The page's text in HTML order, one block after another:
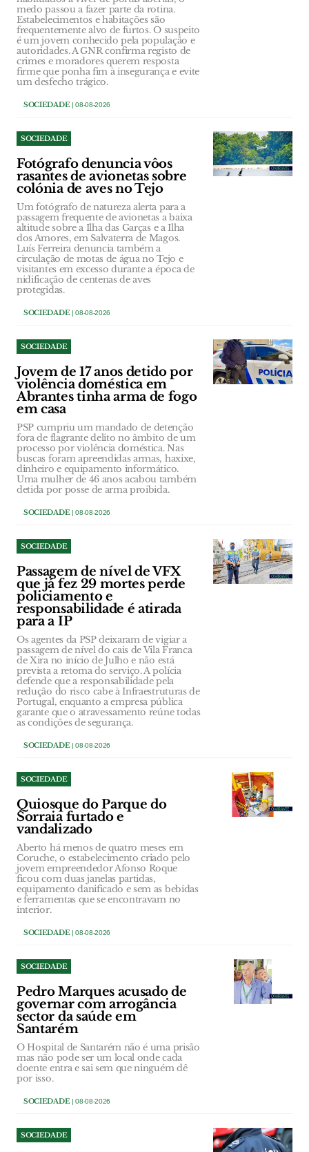
medo passou a fazer parte da rotina.
Estabelecimentos e habitações são
frequentemente alvo de furtos. O suspeito
é um jovem conhecido pela população e
autoridades. A GNR confirma registo de
crimes e moradores querem resposta
firme que ponha fim à insegurança e evite
um desfecho trágico.
SOCIEDADE| 08-08-2026
SOCIEDADE
Fotógrafo denuncia vôos
rasantes de avionetas sobre
colónia de aves no Tejo
Um fotógrafo de natureza alerta para a
passagem frequente de avionetas a baixa
altitude sobre a Ilha das Garças e a Ilha
dos Amores, em Salvaterra de Magos.
Luís Ferreira denuncia também a
circulação de motas de água no Tejo e
visitantes em excesso durante a época de
nidificação de centenas de aves
protegidas.
SOCIEDADE| 08-08-2026
SOCIEDADE
Jovem de 17 anos detido por
violência doméstica em
Abrantes tinha arma de fogo
em casa
PSP cumpriu um mandado de detenção
fora de flagrante delito no âmbito de um
processo por violência doméstica. Nas
buscas foram apreendidas armas, haxixe,
dinheiro e equipamento informático.
Uma mulher de 46 anos acabou também
detida por posse de arma proibida.
SOCIEDADE| 08-08-2026
SOCIEDADE
Passagem de nível de VFX
que já fez 29 mortes perde
policiamento e
responsabilidade é atirada
para a IP
Os agentes da PSP deixaram de vigiar a
passagem de nível do cais de Vila Franca
de Xira no início de Julho e não está
prevista a retoma do serviço. A polícia
defende que a responsabilidade pela
redução do risco cabe à Infraestruturas de
Portugal, enquanto a empresa pública
garante que o atravessamento reúne todas
as condições de segurança.
SOCIEDADE| 08-08-2026
SOCIEDADE
Quiosque do Parque do
Sorraia furtado e
vandalizado
Aberto há menos de quatro meses em
Coruche, o estabelecimento criado pelo
jovem empreendedor Afonso Roque
ficou com duas janelas partidas,
equipamento danificado e sem as bebidas
e ferramentas que se encontravam no
interior.
SOCIEDADE| 08-08-2026
SOCIEDADE
Pedro Marques acusado de
governar com arrogância
sector da saúde em
Santarém
O Hospital de Santarém não é uma prisão
mas não pode ser um local onde cada
doente entra e sai sem que ninguém dê
por isso.
SOCIEDADE| 08-08-2026
SOCIEDADE